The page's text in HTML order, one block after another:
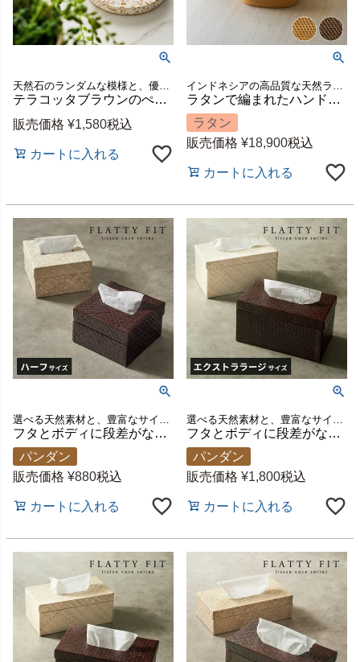
テラコッタブラウンのぺブルがミックスされた丸いテラゾーのコースター2枚セット[14198]
販売価格 ¥1,580税込
カートに入れる
ラタンで編まれたハンドル付きの浅型オーバル収納バスケット（SMLサイズセット）[set-14178-14180]
ラタン
販売価格 ¥18,900税込
カートに入れる
フタとボディに段差がないフラットデザイン【FLATTY FITシリーズ】パンダンのアジアンティッシュケース ハーフサイズ[14070]
パンダン
販売価格 ¥880税込
カートに入れる
フタとボディに段差がないフラットデザイン【FLATTY FITシリーズ】パンダンのアジアンティッシュケース エクストララージサイズ[14069]
パンダン
販売価格 ¥1,800税込
カートに入れる